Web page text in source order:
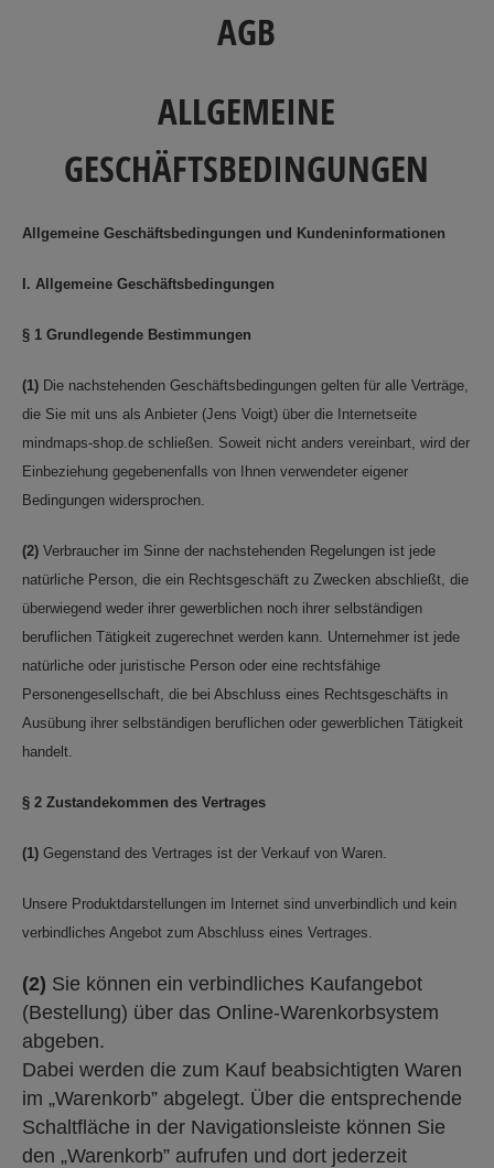
AGB
ALLGEMEINE
GESCHÄFTSBEDINGUNGEN
Allgemeine Geschäftsbedingungen und Kundeninformationen
I. Allgemeine Geschäftsbedingungen
§ 1 Grundlegende Bestimmungen
(1) Die nachstehenden Geschäftsbedingungen gelten für alle Verträge,
die Sie mit uns als Anbieter (Jens Voigt) über die Internetseite
mindmaps-shop.de schließen. Soweit nicht anders vereinbart, wird der
Einbeziehung gegebenenfalls von Ihnen verwendeter eigener
Bedingungen widersprochen.
(2) Verbraucher im Sinne der nachstehenden Regelungen ist jede
natürliche Person, die ein Rechtsgeschäft zu Zwecken abschließt, die
überwiegend weder ihrer gewerblichen noch ihrer selbständigen
beruflichen Tätigkeit zugerechnet werden kann. Unternehmer ist jede
natürliche oder juristische Person oder eine rechtsfähige
Personengesellschaft, die bei Abschluss eines Rechtsgeschäfts in
Ausübung ihrer selbständigen beruflichen oder gewerblichen Tätigkeit
handelt.
§ 2 Zustandekommen des Vertrages
(1) Gegenstand des Vertrages ist der Verkauf von Waren.
Unsere Produktdarstellungen im Internet sind unverbindlich und kein
verbindliches Angebot zum Abschluss eines Vertrages.
(2) Sie können ein verbindliches Kaufangebot
(Bestellung) über das Online-Warenkorbsystem
abgeben.
Dabei werden die zum Kauf beabsichtigten Waren
im „Warenkorb” abgelegt. Über die entsprechende
Schaltfläche in der Navigationsleiste können Sie
den „Warenkorb” aufrufen und dort jederzeit